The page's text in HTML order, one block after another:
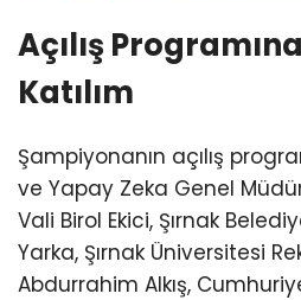
Açılış
Katılım
Şampiyonanın açılış
ve Yapay Zeka Genel
Vali Birol Ekici, Şırnak
Yarka, Şırnak Üniversitesi
Abdurrahim Alkış,